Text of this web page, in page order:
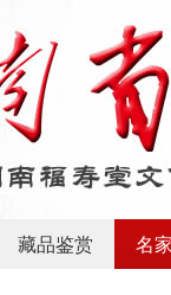
藏品鉴赏 名